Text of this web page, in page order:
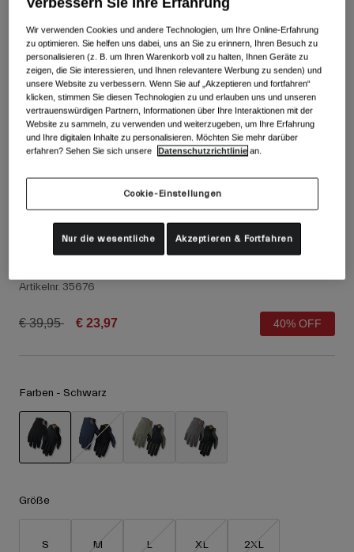
Schuhe
Rennrad Schuhe
Mountainbike Schuhe
Gravel Schuhe
Alle anzeigen
Bekleidung
Goggles
Handschuhe
Ersatzteile
Schutzbrillen
Ski
Snowboard
Mit austauschbaren Gläsern
Alle anzeigen
Kinder
Helme
Verwendungszweck
Ski Race
D'Wool Handschuhe
Artikelnr. 35676
Price reduced from
€ 39,95to € 23,97 40% OFF
Farben - Schwarz
Größe
S M L XL 2XL
Wir verwenden Cookies und andere Technologien, um Ihre Online-Erfahrung
zu optimieren. Sie helfen uns dabei, uns an Sie zu erinnern, Ihren Besuch zu
personalisieren (z. B. um Ihren Warenkorb voll zu halten, Ihnen Geräte zu
zeigen, die Sie interessieren, und Ihnen relevantere Werbung zu senden) und
unsere Website zu verbessern. Wenn Sie auf „Akzeptieren und fortfahren“
klicken, stimmen Sie diesen Technologien zu und erlauben uns und unseren
vertrauenswürdigen Partnern, Informationen über Ihre Interaktionen mit der
Website zu sammeln, zu verwenden und weiterzugeben, um Ihre Erfahrung
und Ihre digitalen Inhalte zu personalisieren. Möchten Sie mehr darüber
erfahren? Sehen Sie sich unsere
Datenschutzrichtlinie an.
Cookie-Einstellungen
Nur die wesentliche Akzeptieren & Fortfahren